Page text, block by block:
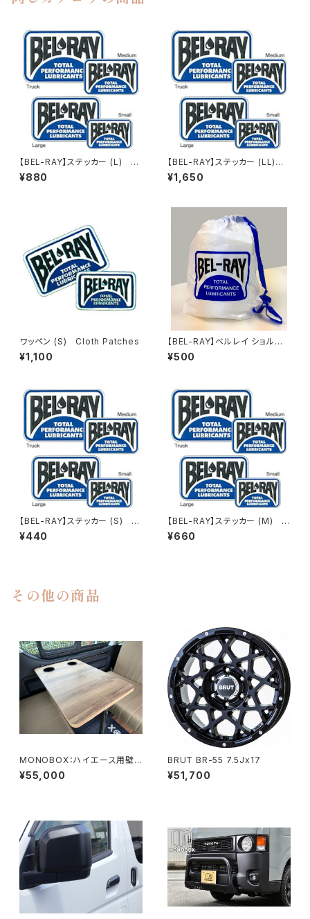
【BEL-RAY】ステッカー (L) D
ecals Large【ベルレイ】
¥880
【BEL-RAY】ステッカー (LL)
Decals Large【ベルレイ】
¥1,650
ワッペン (S) Cloth Patches
¥1,100
【BEL-RAY】ベルレイ ショルダ
ー・シャンテバッグ【ベルレイ】
¥500
【BEL-RAY】ステッカー (S) D
ecals Small【ベルレイ】
¥440
【BEL-RAY】ステッカー (M) D
ecals Medium【ベルレイ】
¥660
その他の商品
MONOBOX：ハイエース用壁
掛けスライドテーブル 2本脚モ
デル テーブル寸法650㎜×420
¥55,000
BRUT BR-55 7.5Jx17
¥51,700